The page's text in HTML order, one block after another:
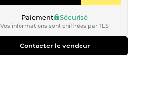
Paiement Sécurisé
Vos informations sont chiffrées par TLS
Contacter le vendeur